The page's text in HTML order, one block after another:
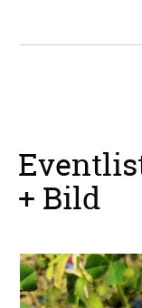
+ Bild